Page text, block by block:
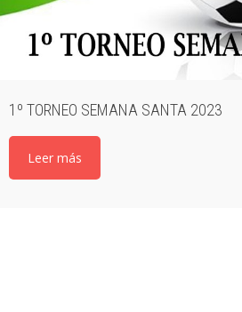
1º TORNEO SEMANA SANTA 2023
Leer más